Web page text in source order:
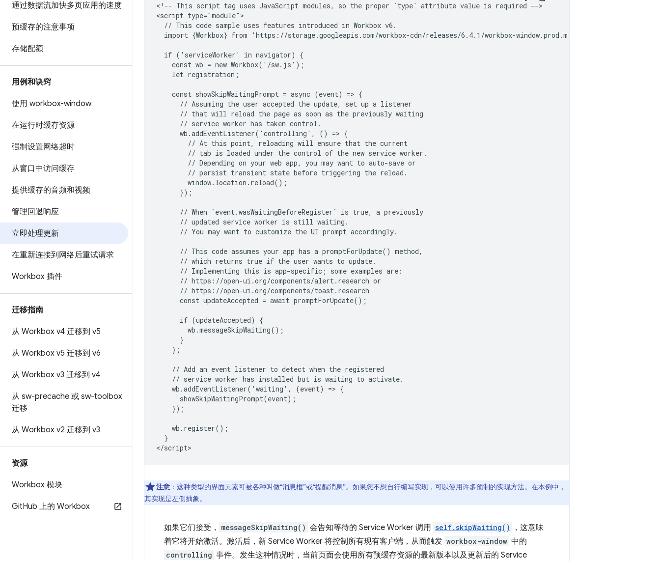
通过数据流加快多页应用的速度
预缓存的注意事项
存储配额
用例和诀窍
使用 workbox-window
在运行时缓存资源
强制设置网络超时
从窗口中访问缓存
提供缓存的音频和视频
管理回退响应
立即处理更新
在重新连接到网络后重试请求
Workbox 插件
迁移指南
从 Workbox v4 迁移到 v5
从 Workbox v5 迁移到 v6
从 Workbox v3 迁移到 v4
从 sw-precache 或 sw-toolbox
迁移
从 Workbox v2 迁移到 v3
资源
Workbox 模块
GitHub 上的 Workbox
<!-- This script tag uses JavaScript modules, so the proper `type` attribute value is required -->
<script type="module">
  // This code sample uses features introduced in Workbox v6.
  import {Workbox} from 'https://storage.googleapis.com/workbox-cdn/releases/6.4.1/workbox-window.prod.mjs';
  if ('serviceWorker' in navigator) {
    const wb = new Workbox('/sw.js');
    let registration;
    const showSkipWaitingPrompt = async (event) => {
      // Assuming the user accepted the update, set up a listener
      // that will reload the page as soon as the previously waiting
      // service worker has taken control.
      wb.addEventListener('controlling', () => {
        // At this point, reloading will ensure that the current
        // tab is loaded under the control of the new service worker.
        // Depending on your web app, you may want to auto-save or
        // persist transient state before triggering the reload.
        window.location.reload();
      });
      // When `event.wasWaitingBeforeRegister` is true, a previously
      // updated service worker is still waiting.
      // You may want to customize the UI prompt accordingly.
      // This code assumes your app has a promptForUpdate() method,
      // which returns true if the user wants to update.
      // Implementing this is app-specific; some examples are:
      // https://open-ui.org/components/alert.research or
      // https://open-ui.org/components/toast.research
      const updateAccepted = await promptForUpdate();
      if (updateAccepted) {
        wb.messageSkipWaiting();
      }
    };
    // Add an event listener to detect when the registered
    // service worker has installed but is waiting to activate.
    wb.addEventListener('waiting', (event) => {
      showSkipWaitingPrompt(event);
    });
    wb.register();
  }
注意 ：这种类型的界面元素可被各种叫做“消息框”或“提醒消息”。如果您不想自行编写实现，可以使用许多预制的实现方法。在本例中，
其实现是左侧抽象。
如果它们接受， messageSkipWaiting() 会告知等待的 Service Worker 调用 self.skipWaiting()
，这意味
着它将开始激活。激活后，新 Service Worker 将控制所有现有客户端，从而触发 workbox-window 中的
controlling 事件。发生这种情况时，当前页面会使用所有预缓存资源的最新版本以及更新后的 Service